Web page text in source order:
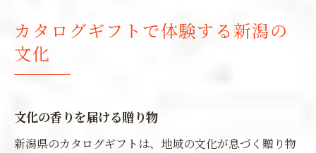
カタログギフトで体験する新潟の
文化
文化の香りを届ける贈り物
新潟県のカタログギフトは、地域の文化が息づく贈り物